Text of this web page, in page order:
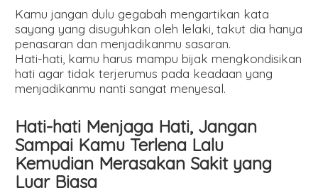
Kamu jangan dulu gegabah mengartikan kata
sayang yang disuguhkan oleh lelaki, takut dia hanya
penasaran dan menjadikanmu sasaran.
Hati-hati, kamu harus mampu bijak mengkondisikan
hati agar tidak terjerumus pada keadaan yang
menjadikanmu nanti sangat menyesal.
Hati-hati Menjaga Hati, Jangan
Sampai Kamu Terlena Lalu
Kemudian Merasakan Sakit yang
Luar Biasa